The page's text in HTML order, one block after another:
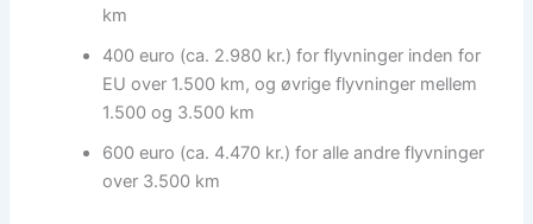
km
400 euro (ca. 2.980 kr.) for flyvninger inden for
EU over 1.500 km, og øvrige flyvninger mellem
1.500 og 3.500 km
600 euro (ca. 4.470 kr.) for alle andre flyvninger
over 3.500 km